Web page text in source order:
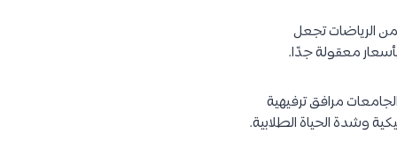
الرياضات تجعل
مرافق ترفيهية
وشدة الحياة الطلابية.